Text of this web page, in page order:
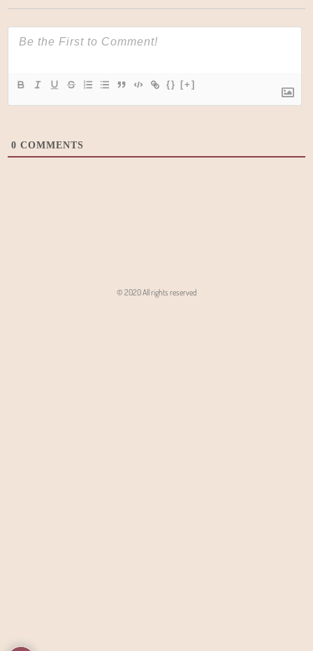
{} [+]
0 COMMENTS
© 2020 All rights reserved